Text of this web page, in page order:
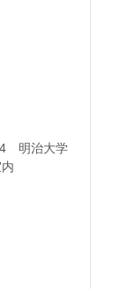
4 明治大学